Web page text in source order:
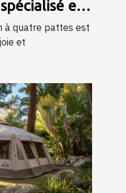
en
à quatre pattes est
et